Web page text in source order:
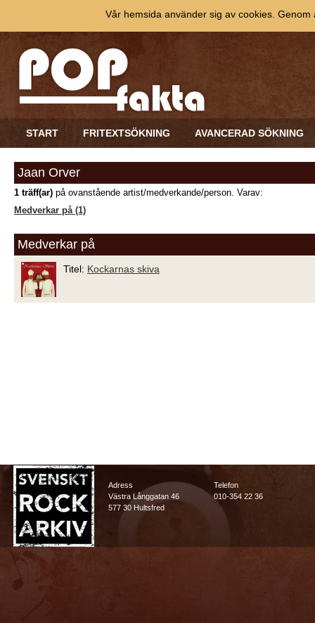
START FRITEXTSÖKNING AVANCERAD SÖKNING
Jaan Orver
1 träff(ar) på ovanstående artist/medverkande/person. Varav:
Medverkar på (1)
Medverkar på
Titel: Kockarnas skiva
Adress
Västra Långgatan 46
577 30 Hultsfred
Telefon
010-354 22 36
Vår hemsida använder sig av cookies.